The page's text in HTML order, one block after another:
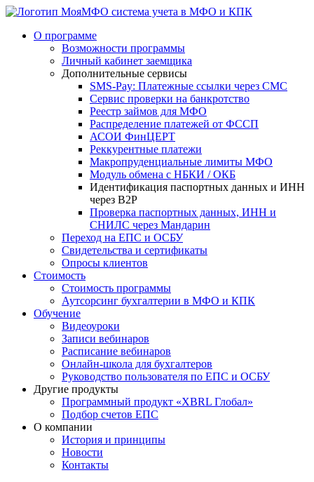
система учета в МФО и КПК
О программе
Возможности программы
Личный кабинет заемщика
Дополнительные сервисы
SMS-Pay: Платежные ссылки через СМС
Сервис проверки на банкротство
Реестр займов для МФО
Распределение платежей от ФССП
АСОИ ФинЦЕРТ
Реккурентные платежи
Макропруденциальные лимиты МФО
Модуль обмена с НБКИ / ОКБ
Идентификация паспортных данных и ИНН
через B2P
Проверка паспортных данных, ИНН и
СНИЛС через Мандарин
Переход на ЕПС и ОСБУ
Свидетельства и сертификаты
Опросы клиентов
Стоимость
Стоимость программы
Аутсорсинг бухгалтерии в МФО и КПК
Обучение
Видеоуроки
Записи вебинаров
Расписание вебинаров
Онлайн-школа для бухгалтеров
Руководство пользователя по ЕПС и ОСБУ
Другие продукты
Программный продукт «XBRL Глобал»
Подбор счетов ЕПС
О компании
История и принципы
Новости
Контакты